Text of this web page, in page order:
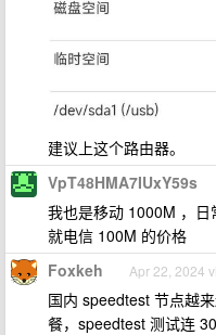
建议上这个路由器。
VpT48HMA7IUxY59s
我也是移动 1000M ，
就电信 100M 的价格
Foxkeh Apr 22, 2024
国内 speedtest 节点越
餐，speedtest 测试连